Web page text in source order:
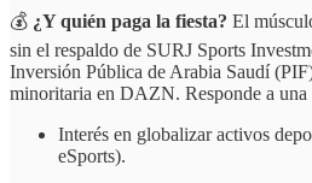
💰 ¿Y quién paga la fiesta? El
sin el respaldo de SURJ Sports
Inversión Pública de Arabia Saudí
minoritaria en DAZN. Responde a una
Interés en globalizar activos
eSports).